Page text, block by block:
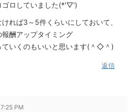
ゴロしていました(*'▽')
れば3～5件くらいにしておいて、
酬アップタイミング
ていくのもいいと思います(＾◇＾)
返信
PM